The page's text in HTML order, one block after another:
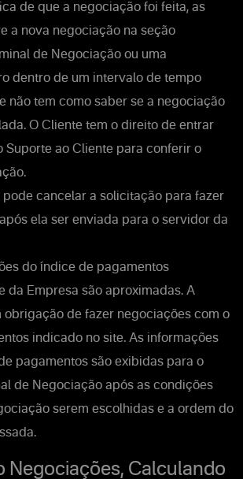
de que a negociação foi feita, as
a nova negociação na seção
de Negociação ou uma
dentro de um intervalo de tempo
não tem como saber se a negociação
O Cliente tem o direito de entrar
Suporte ao Cliente para conferir o
pode cancelar a solicitação para fazer
ela ser enviada para o servidor da
do índice de pagamentos
da Empresa são aproximadas. A
obrigação de fazer negociações com o
indicado no site. As informações
pagamentos são exibidas para o
de Negociação após as condições
serem escolhidas e a ordem do
Negociações, Calculando